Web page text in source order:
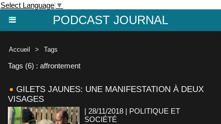
Select Language ▼
PODCAST JOURNAL
Accueil > Tags
Tags (6) : affrontement
GILETS JAUNES: UNE MANIFESTATION À DEUX
VISAGES
| 28/11/2018 | POLITIQUE ET
SOCIÉTÉ